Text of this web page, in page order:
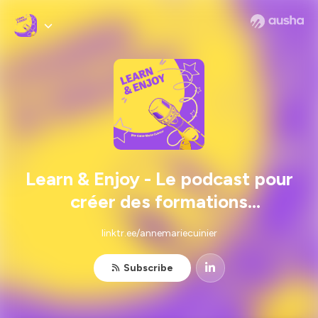
Learn & Enjoy - Le podcast pour
créer des formations
engageantes I engagement
apprenant, marketing de la
formation, digital learning
linktr.ee/annemariecuinier
Subscribe